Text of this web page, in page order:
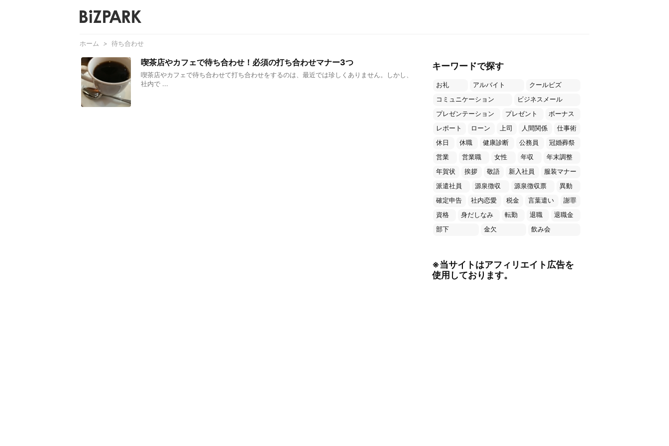
ホーム > 待ち合わせ
喫茶店やカフェで待ち合わせ！必須の打ち合わせマナー3つ
喫茶店やカフェで待ち合わせて打ち合わせをするのは、最近では珍しくありません。しかし、
社内で ...
キーワードで探す
お礼 アルバイト
クールビズ
コミュニケーション
ビジネスメール
プレゼンテーション
プレゼント
ボーナス
レポート
ローン 上司 人間関係
仕事術
休日
休職 健康診断 公務員
冠婚葬祭
営業
営業職 女性 年収
年末調整
年賀状
挨拶 敬語 新入社員
服装マナー
派遣社員
源泉徴収 源泉徴収票
異動
確定申告
社内恋愛 税金 言葉遣い
謝罪
資格
身だしなみ 転勤 退職
退職金
部下
金欠 飲み会
※当サイトはアフィリエイト広告を
使用しております。